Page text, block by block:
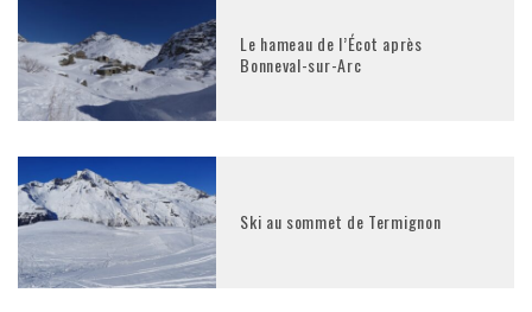
Le hameau de l’Écot après
Bonneval-sur-Arc
Ski au sommet de Termignon